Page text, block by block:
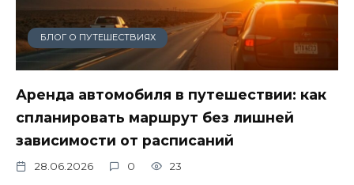
БЛОГ О ПУТЕШЕСТВИЯХ
Аренда автомобиля в путешествии: как
спланировать маршрут без лишней
зависимости от расписаний
28.06.2026 0 23